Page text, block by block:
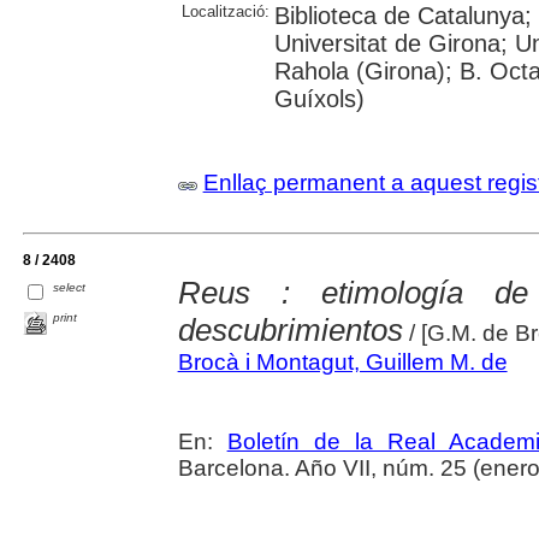
Localització: Biblioteca de
Universitat de Girona;
Rahola (Girona); B.
Guíxols)
Enllaç permanent a aquest
8 / 2408
select
print
Reus : etimología
descubrimientos/ [G.M. de
Brocà i Montagut, Guillem M. de
En: Boletín de la Real
Barcelona. Año VII, núm. 25